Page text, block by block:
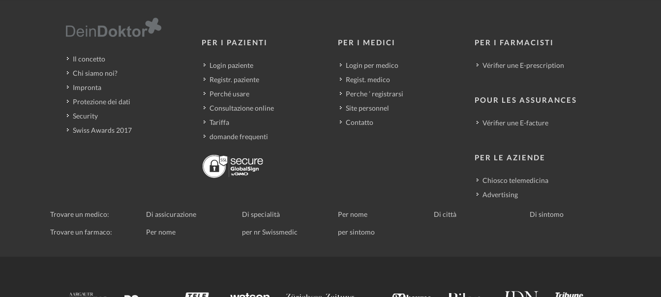
Il concetto
Chi siamo noi?
Impronta
Protezione dei dati
Security
Swiss Awards 2017
PER I PAZIENTI
Login paziente
Registr. paziente
Perché usare
Consultazione online
Tariffa
domande frequenti
PER I MEDICI
Login per medico
Regist. medico
Perche ’ registrarsi
Site personnel
Contatto
PER I FARMACISTI
Vérifier une E-prescription
POUR LES ASSURANCES
Vérifier une E-facture
PER LE AZIENDE
Chiosco telemedicina
Advertising
Trovare un medico: Di assicurazione Di specialità Per nome Di città Di sintomo
Trovare un farmaco: Per nome per nr Swissmedic per sintomo